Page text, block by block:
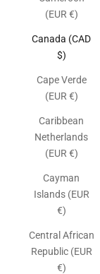
(EUR €)
Canada (CAD
$)
Cape Verde
(EUR €)
Caribbean
Netherlands
(EUR €)
Cayman
Islands (EUR
€)
Central African
Republic (EUR
€)